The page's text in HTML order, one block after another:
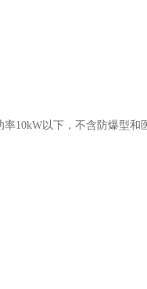
率10kW以下，不含防爆型和